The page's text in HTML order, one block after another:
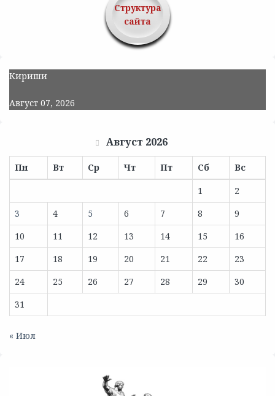
Структура
сайта
Кириши
Август 07, 2026
Август 2026
Пн Вт Ср Чт Пт Сб
Вс
1
2
3
4 5 6 7 8
9
10
11 12 13 14 15
16
17
18 19 20 21 22
23
24
25 26 27 28 29
30
31
« Июл